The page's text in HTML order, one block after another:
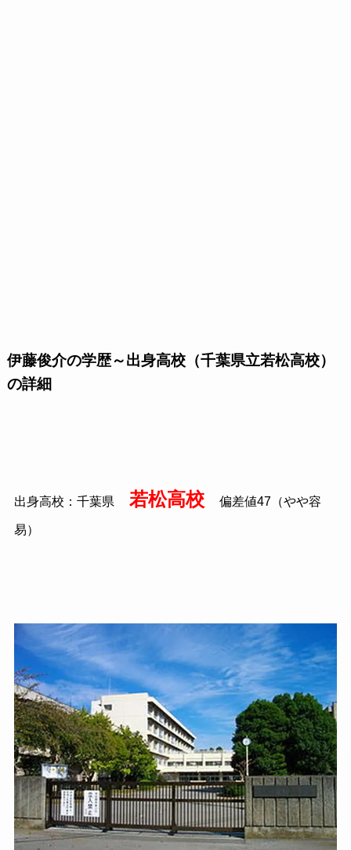
伊藤俊介の学歴～出身高校（千葉県立若松高校）
の詳細
出身高校：千葉県 若松高校 偏差値47（やや容
易）